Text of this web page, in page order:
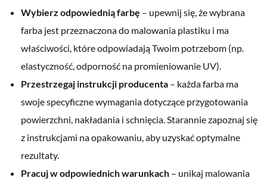
Wybierz odpowiednią farbę – upewnij się, że wybrana
farba jest przeznaczona do malowania plastiku i ma
właściwości, które odpowiadają Twoim potrzebom (np.
elastyczność, odporność na promieniowanie UV).
Przestrzegaj instrukcji producenta – każda farba ma
swoje specyficzne wymagania dotyczące przygotowania
powierzchni, nakładania i schnięcia. Starannie zapoznaj się
z instrukcjami na opakowaniu, aby uzyskać optymalne
rezultaty.
Pracuj w odpowiednich warunkach – unikaj malowania